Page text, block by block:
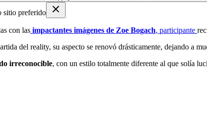
sitio preferido
con las impactantes imágenes de Zoe Bogach, participante
del reality, su aspecto se renovó drásticamente, dejando a
irreconocible, con un estilo totalmente diferente al que solía